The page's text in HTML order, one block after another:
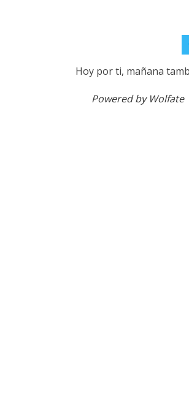
Hoy por ti, mañana
Powered by Wolfate